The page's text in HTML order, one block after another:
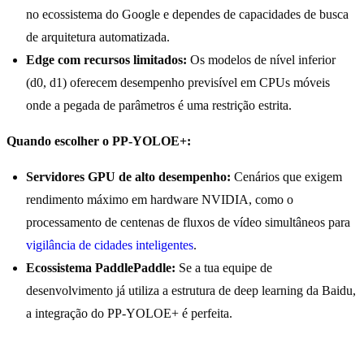
no ecossistema do Google e dependes de capacidades de busca
de arquitetura automatizada.
Edge com recursos limitados: Os modelos de nível inferior
(d0, d1) oferecem desempenho previsível em CPUs móveis
onde a pegada de parâmetros é uma restrição estrita.
Quando escolher o PP-YOLOE+:
Servidores GPU de alto desempenho: Cenários que exigem
rendimento máximo em hardware NVIDIA, como o
processamento de centenas de fluxos de vídeo simultâneos para
vigilância de cidades inteligentes.
Ecossistema PaddlePaddle: Se a tua equipe de
desenvolvimento já utiliza a estrutura de deep learning da Baidu,
a integração do PP-YOLOE+ é perfeita.